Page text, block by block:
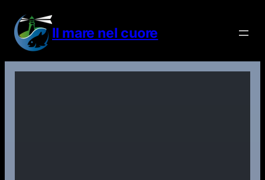
contenuto
Il mare nel cuore